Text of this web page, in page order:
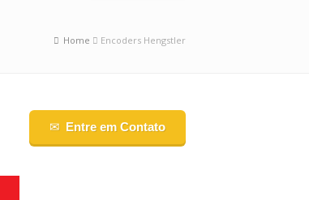
Home Encoders Hengstler
Entre em Contato